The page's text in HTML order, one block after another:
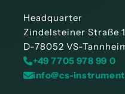
Headquarter
Zindelsteiner Straße
D-78052 VS-
+49 7705 978 99 0
info@cs-